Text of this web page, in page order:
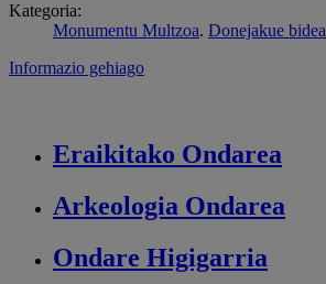
Kategoria:
Monumentu Multzoa. Donejakue bidea
Informazio gehiago
Eraikitako Ondarea
Arkeologia Ondarea
Ondare Higigarria